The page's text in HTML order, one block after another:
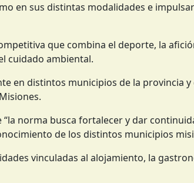
en sus distintas modalidades e
que combina el deporte, la
cuidado ambiental.
en distintos municipios de la provincia y
norma busca fortalecer y dar
de los distintos municipios
vinculadas al alojamiento, la